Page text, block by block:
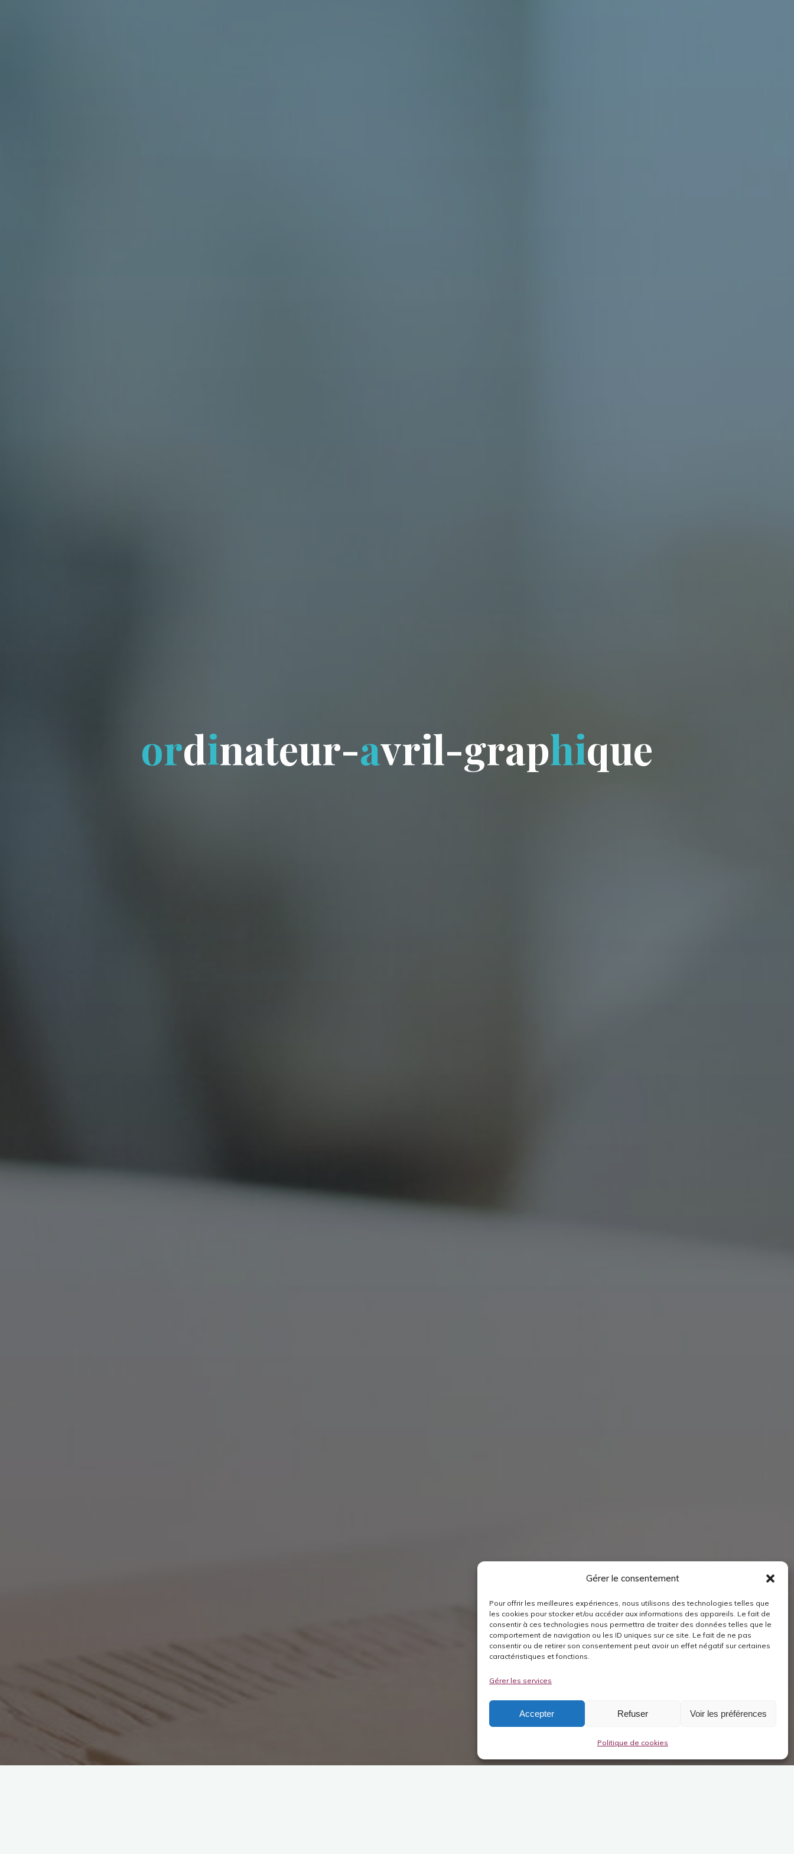
Gérer le consentement
Pour offrir les meilleures expériences, nous utilisons des technologies telles que
les cookies pour stocker et/ou accéder aux informations des appareils. Le fait de
consentir à ces technologies nous permettra de traiter des données telles que le
comportement de navigation ou les ID uniques sur ce site. Le fait de ne pas
consentir ou de retirer son consentement peut avoir un effet négatif sur certaines
caractéristiques et fonctions.
Gérer les services
Accepter Refuser Voir les préférences
Politique de cookies
ordinateur-avril-graphique